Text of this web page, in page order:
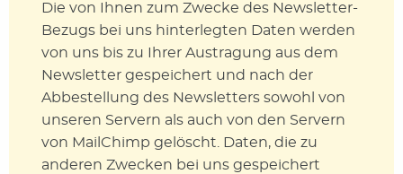
Die von Ihnen zum Zwecke des Newsletter-
Bezugs bei uns hinterlegten Daten werden
von uns bis zu Ihrer Austragung aus dem
Newsletter gespeichert und nach der
Abbestellung des Newsletters sowohl von
unseren Servern als auch von den Servern
von MailChimp gelöscht. Daten, die zu
anderen Zwecken bei uns gespeichert